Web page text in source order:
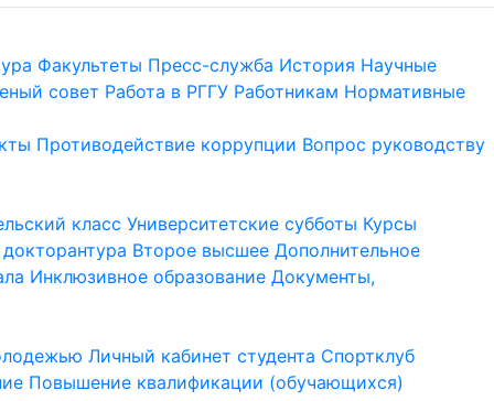
Факультеты Пресс-служба История Научные
совет Работа в РГГУ Работникам Нормативные
Противодействие коррупции Вопрос руководству
класс Университетские субботы Курсы
Второе высшее Дополнительное
Инклюзивное образование Документы,
Личный кабинет студента Спортклуб
Повышение квалификации (обучающихся)